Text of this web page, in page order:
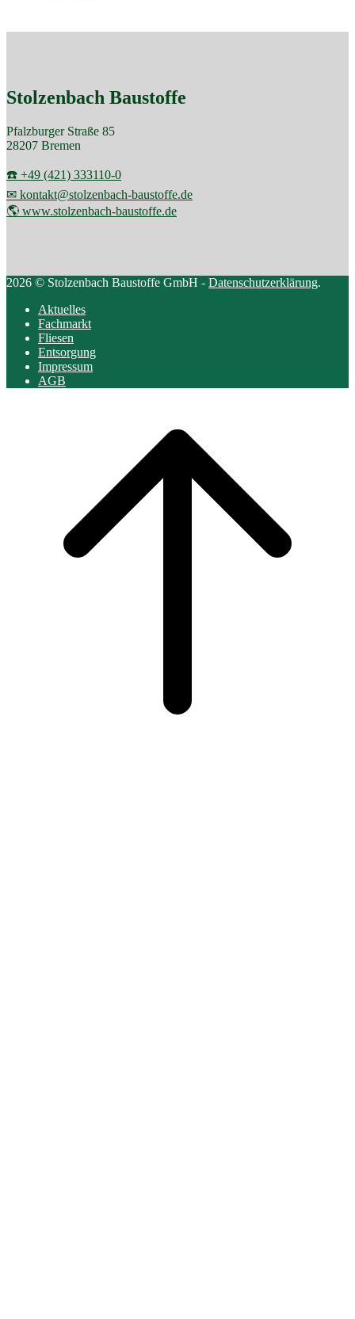
Stolzenbach Baustoffe
Pfalzburger Straße 85
28207 Bremen
☎️ +49 (421) 333110-0
✉ kontakt@stolzenbach-baustoffe.de
🌎 www.stolzenbach-baustoffe.de
2026 © Stolzenbach Baustoffe GmbH - Datenschutzerklärung.
Aktuelles
Fachmarkt
Fliesen
Entsorgung
Impressum
AGB